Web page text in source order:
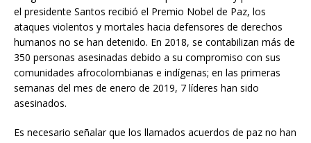
el presidente Santos recibió el Premio Nobel de Paz, los
ataques violentos y mortales hacia defensores de derechos
humanos no se han detenido. En 2018, se contabilizan más de
350 personas asesinadas debido a su compromiso con sus
comunidades afrocolombianas e indígenas; en las primeras
semanas del mes de enero de 2019, 7 líderes han sido
asesinados.
Es necesario señalar que los llamados acuerdos de paz no han